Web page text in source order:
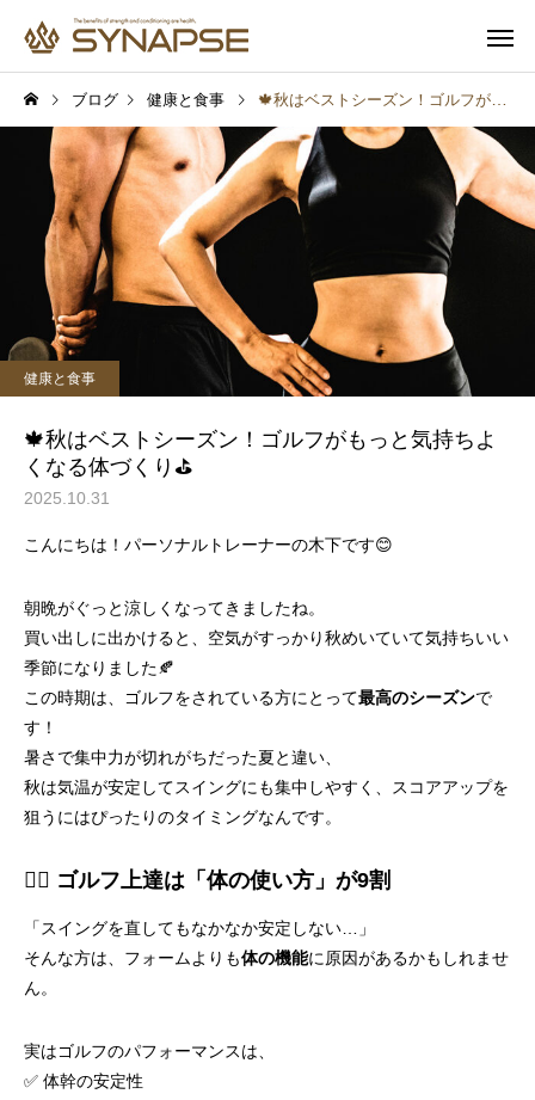
寄り添うサポート 多彩なオプ
通勤前でも安心 子供も一緒
健康と食事
プロテインを飲めば筋肉は
つく？実は多くの人が勘違
いしていること
健康と食事
汗をかけば脂肪は燃え
実は多くの人が勘違い
いること
ブログ 健康と食事 🍁秋はベストシーズン！ゴルフがもっと気持ちよくなる体づくり⛳️
健康と食事
🍁秋はベストシーズン！ゴルフがもっと気持ちよ
くなる体づくり⛳️
2025.10.31
こんにちは！パーソナルトレーナーの木下です😊
朝晩がぐっと涼しくなってきましたね。
買い出しに出かけると、空気がすっかり秋めいていて気持ちいい
季節になりました🍂
この時期は、ゴルフをされている方にとって最高のシーズンで
す！
暑さで集中力が切れがちだった夏と違い、
秋は気温が安定してスイングにも集中しやすく、スコアアップを
狙うにはぴったりのタイミングなんです。
🏌️‍♂️ ゴルフ上達は「体の使い方」が9割
「スイングを直してもなかなか安定しない…」
そんな方は、フォームよりも体の機能に原因があるかもしれませ
ん。
実はゴルフのパフォーマンスは、
✅ 体幹の安定性